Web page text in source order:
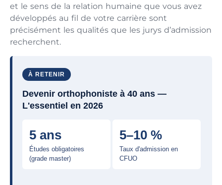
et le sens de la relation humaine que vous avez
développés au fil de votre carrière sont
précisément les qualités que les jurys d’admission
recherchent.
À RETENIR
Devenir orthophoniste à 40 ans —
L'essentiel en 2026
5 ans
Études obligatoires
(grade master)
5–10 %
Taux d'admission en
CFUO